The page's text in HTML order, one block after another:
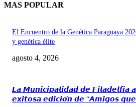
MAS POPULAR
El Encuentro de la Genética Paraguaya
y genética élite
agosto 4, 2026
𝙇𝙖 𝙈𝙪𝙣𝙞𝙘𝙞𝙥𝙖𝙡𝙞𝙙𝙖𝙙 𝙙𝙚
𝙚𝙭𝙞𝙩𝙤𝙨𝙖 𝙚𝙙𝙞𝙘𝙞𝙤́𝙣 𝙙𝙚 “𝘼𝙢𝙞𝙜𝙤𝙨